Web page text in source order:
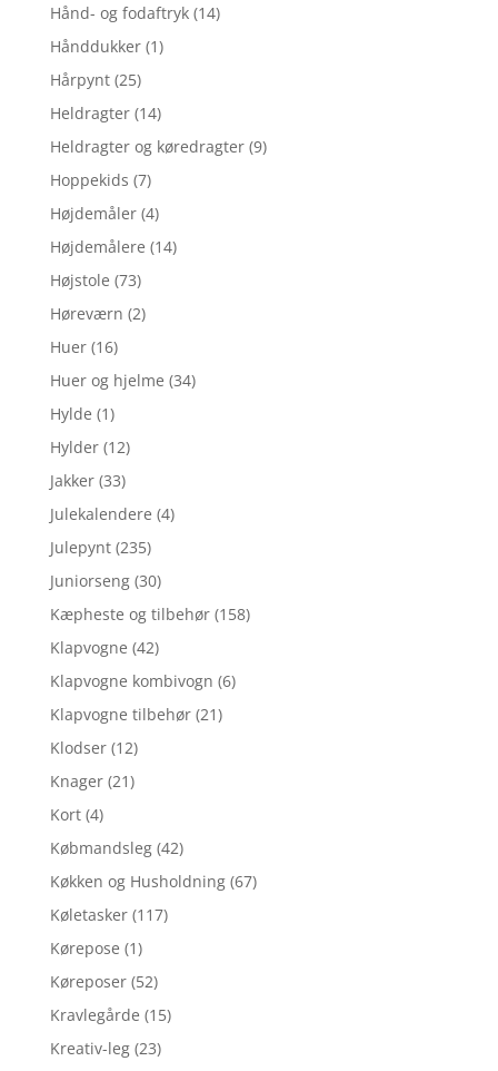
Hånd- og fodaftryk (14)
Hånddukker (1)
Hårpynt (25)
Heldragter (14)
Heldragter og køredragter (9)
Hoppekids (7)
Højdemåler (4)
Højdemålere (14)
Højstole (73)
Høreværn (2)
Huer (16)
Huer og hjelme (34)
Hylde (1)
Hylder (12)
Jakker (33)
Julekalendere (4)
Julepynt (235)
Juniorseng (30)
Kæpheste og tilbehør (158)
Klapvogne (42)
Klapvogne kombivogn (6)
Klapvogne tilbehør (21)
Klodser (12)
Knager (21)
Kort (4)
Købmandsleg (42)
Køkken og Husholdning (67)
Køletasker (117)
Kørepose (1)
Køreposer (52)
Kravlegårde (15)
Kreativ-leg (23)